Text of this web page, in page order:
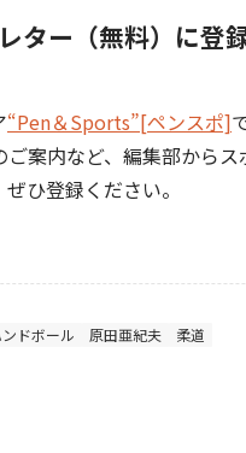
ター（無料）に登
“Pen＆Sports”[ペンスポ]
案内など、編集部から
ひ登録ください。
ドボール 原田亜紀夫 柔道